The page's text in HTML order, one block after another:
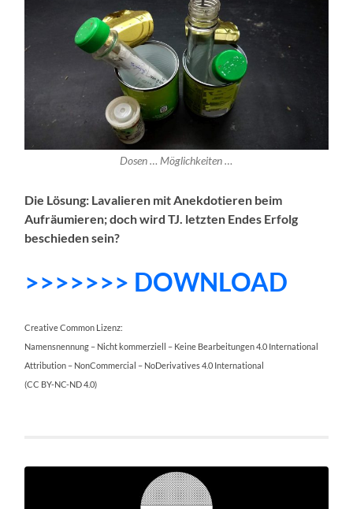
Dosen … Möglichkeiten …
Die Lösung: Lavalieren mit Anekdotieren beim
Aufräumieren; doch wird TJ. letzten Endes Erfolg
beschieden sein?
>>>>>>> DOWNLOAD
Creative Common Lizenz:
Namensnennung – Nicht kommerziell – Keine Bearbeitungen 4.0 International
Attribution – NonCommercial – NoDerivatives 4.0 International
(CC BY-NC-ND 4.0)